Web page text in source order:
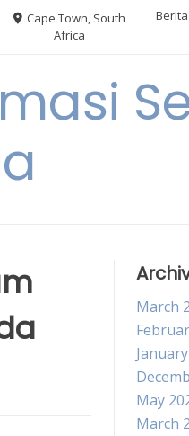
Cape Town, South
Africa
March
May
March